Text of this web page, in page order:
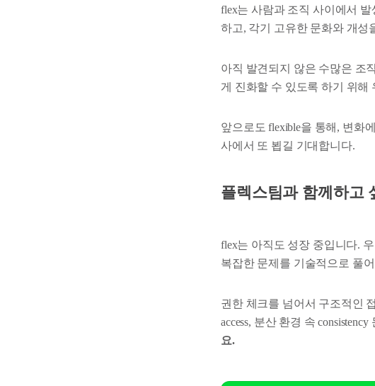
flex는 사람과 조직 사이에서
하고, 각기 고유한 문화와 개성
아직 발견되지 않은 수많은 조
게 진화할 수 있도록 하기 위해
앞으로도 flexible을 통해, 변화
사에서 또 뵙길 기대합니다.
플렉스팀과 함께하고
flex는 아직도 성장 중입니다.
복잡한 문제를 기술적으로 풀
권한 체크를 넘어서 구조적인
access, 분산 환경 속
요.